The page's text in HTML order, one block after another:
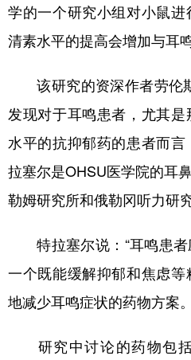
山东 河南
陕西 甘肃
新疆 内蒙古
English Español
Русский язык
学的一个研究小组对小鼠
清素水平的提高会增加与耳
该研究的资深作者劳伦
发现对于耳鸣患者，尤其
水平的抗抑郁药的患者而
拉塞尔是OHSU医学院的耳
勒姆研究所和俄勒冈听力研
特拉塞尔说：“耳鸣患者
一个既能缓解抑郁和焦虑
地减少耳鸣症状的药物方案
研究中讨论的药物包括